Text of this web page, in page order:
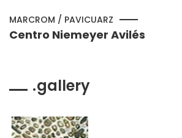
MARCROM / PAVICUARZ
Centro Niemeyer Avilés
gallery